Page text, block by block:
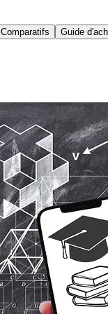
Comparatifs Guide